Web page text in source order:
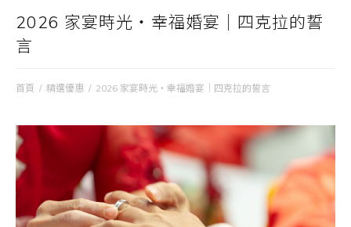
2026 家宴時光・幸福婚宴｜四克拉的誓
言
首頁 / 精選優惠 / 2026 家宴時光・幸福婚宴｜四克拉的誓言